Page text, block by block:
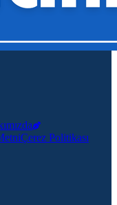
Çerez Politikası